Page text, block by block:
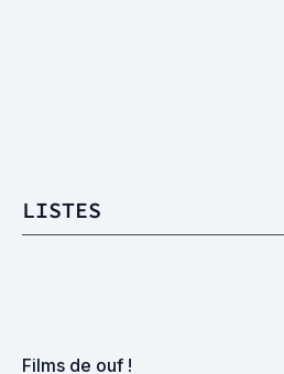
LISTES
Films de ouf !